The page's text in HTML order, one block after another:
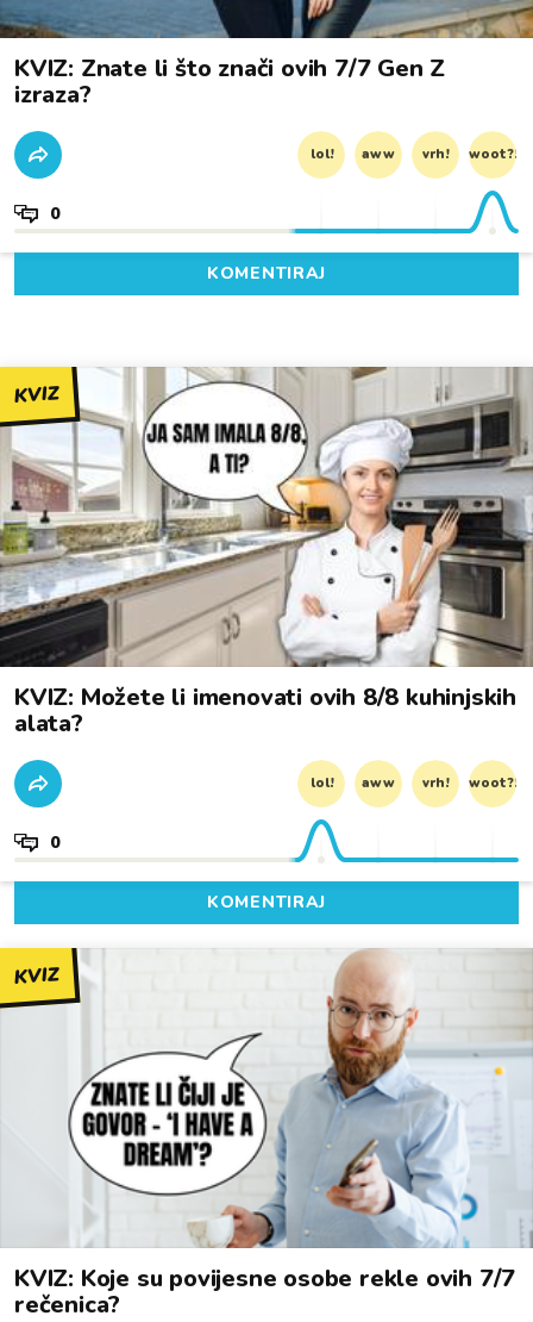
KVIZ: Znate li što znači ovih 7/7 Gen Z
izraza?
lol! aww vrh! woot?!
0
KOMENTIRAJ
KVIZ
KVIZ: Možete li imenovati ovih 8/8 kuhinjskih
alata?
lol! aww vrh! woot?!
0
KOMENTIRAJ
KVIZ
KVIZ: Koje su povijesne osobe rekle ovih 7/7
rečenica?